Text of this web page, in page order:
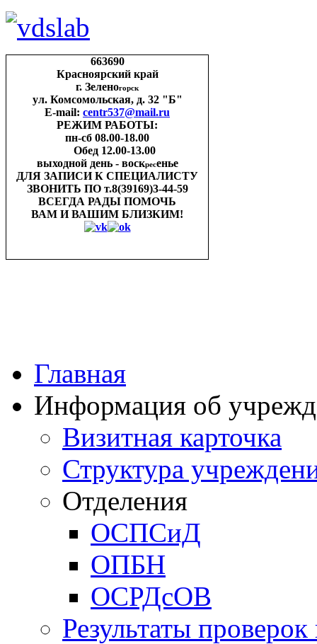
663690
Красноярский край
г. Зеленогорск
ул. Комсомольская, д. 32 "Б"
E-mail: centr537@mail.ru
РЕЖИМ РАБОТЫ:
пн-cб 08.00-18.00
Обед 12.00-13.00
выходной день - воскресенье
ДЛЯ ЗАПИСИК СПЕЦИАЛИСТУ
ЗВОНИТЬ ПО т.8(39169)3-44-59
ВСЕГДА РАДЫ ПОМОЧЬ
ВАМ И ВАШИМ БЛИЗКИМ!
Главная
Информация об
Визитная карточка
Структура
Отделения
ОСПСиД
ОПБН
ОСРДсОВ
Результаты